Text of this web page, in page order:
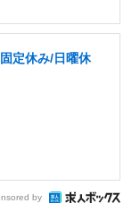
定休み/日曜休
by